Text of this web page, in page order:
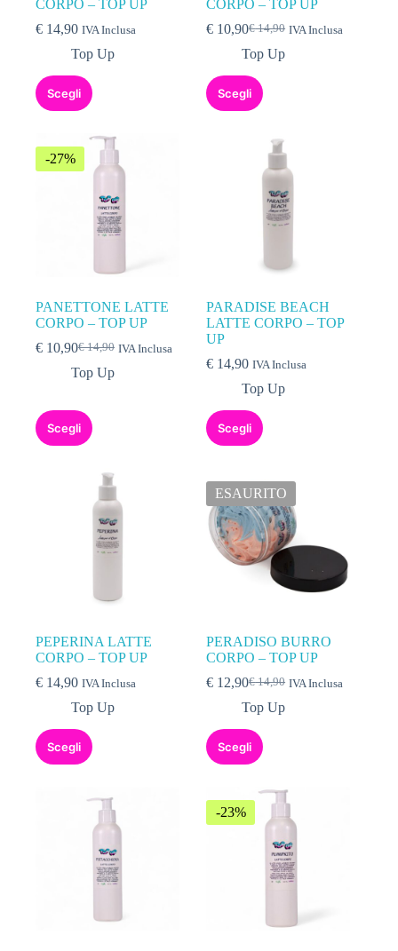
CORPO – TOP UP
€ 14,90 IVA Inclusa
Top Up
Scegli
CORPO – TOP UP
€14,90
€ 10,90 IVA Inclusa
Top Up
Scegli
-27%
PANETTONE LATTE
CORPO – TOP UP
€14,90
€ 10,90 IVA Inclusa
Top Up
Scegli
PARADISE BEACH
LATTE CORPO – TOP
UP
€ 14,90 IVA Inclusa
Top Up
Scegli
PEPERINA LATTE
CORPO – TOP UP
€ 14,90 IVA Inclusa
Top Up
Scegli
ESAURITO
PERADISO BURRO
CORPO – TOP UP
€14,90
€ 12,90 IVA Inclusa
Top Up
Scegli
-23%